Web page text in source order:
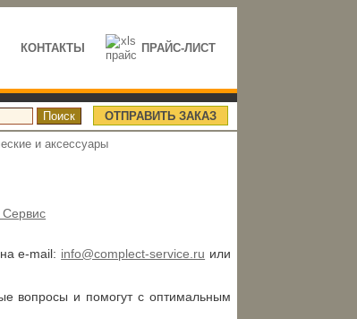
КОНТАКТЫ ПРАЙС-ЛИСТ
ОТПРАВИТЬ ЗАКАЗ
и аксессуары
Сервис
на e-mail: info@complect-service.ru или
вопросы и помогут с оптимальным